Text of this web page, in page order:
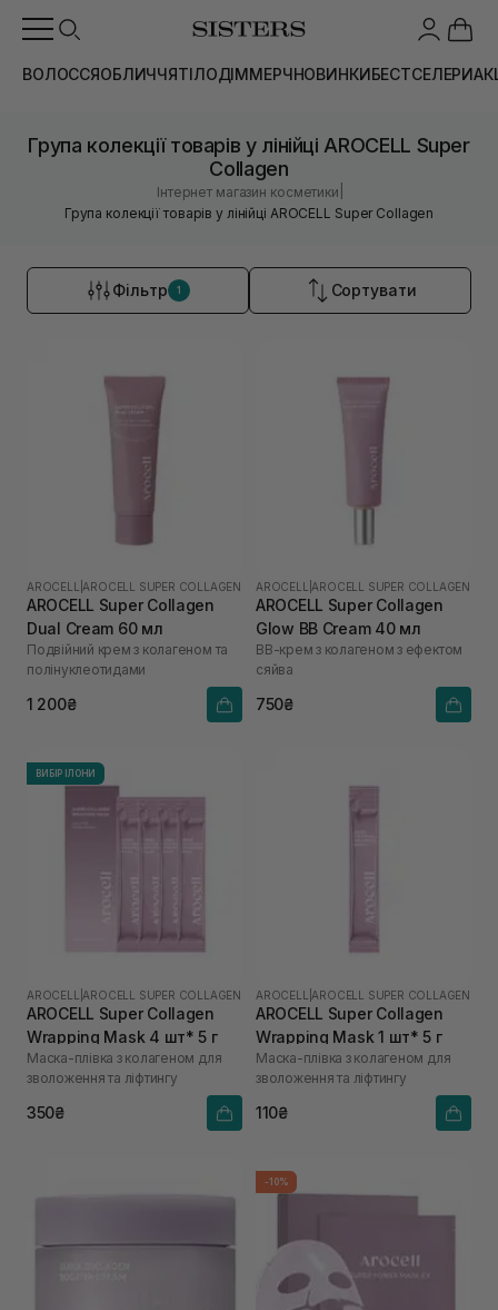
ВОЛОССЯОБЛИЧЧЯТІЛОДІММЕРЧНОВИНКИБЕСТСЕЛЕРИ
Група колекції товарів у лінійці AROCELL Super
Collagen
Інтернет магазин косметики
Група колекції товарів у лінійці AROCELL Super Collagen
Фільтр 1 Сортувати
AROCELL AROCELL SUPER COLLAGEN
AROCELL Super Collagen
Dual Cream 60 мл
Подвійний крем з колагеном та
полінуклеотидами
1 200₴
AROCELL AROCELL SUPER COLLAGEN
AROCELL Super Collagen
Glow BB Cream 40 мл
ВВ-крем з колагеном з ефектом
сяйва
750₴
ВИБІР ІЛОНИ
AROCELL AROCELL SUPER COLLAGEN
AROCELL Super Collagen
Wrapping Mask 4 шт* 5 г
Маска-плівка з колагеном для
зволоження та ліфтингу
350₴
AROCELL AROCELL SUPER COLLAGEN
AROCELL Super Collagen
Wrapping Mask 1 шт* 5 г
Маска-плівка з колагеном для
зволоження та ліфтингу
110₴
-10%